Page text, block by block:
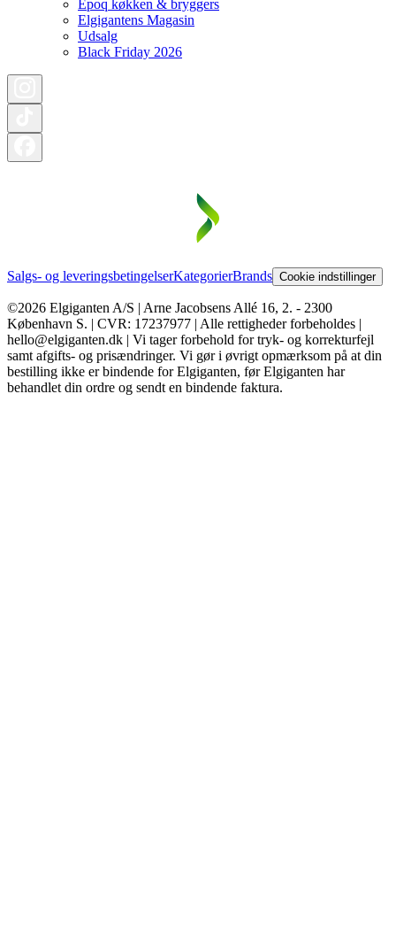
Epoq køkken & bryggers
Elgigantens Magasin
Udsalg
Black Friday 2026
Salgs- og leveringsbetingelserKategorierBrands Cookie indstillinger
©2026 Elgiganten A/S | Arne Jacobsens Allé 16, 2. - 2300
København S. | CVR: 17237977 | Alle rettigheder forbeholdes |
hello@elgiganten.dk | Vi tager forbehold for tryk- og korrekturfejl
samt afgifts- og prisændringer. Vi gør i øvrigt opmærksom på at din
bestilling ikke er bindende for Elgiganten, før Elgiganten har
behandlet din ordre og sendt en bindende faktura.